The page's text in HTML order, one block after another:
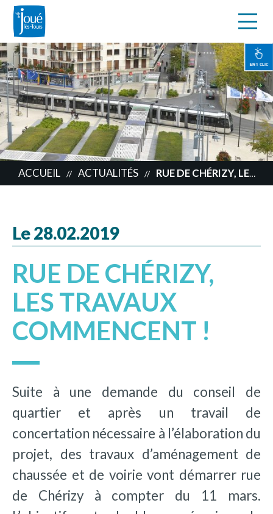
Aller
au
contenu
principal
EN 1 CLIC
ACCUEIL // ACTUALITÉS // RUE DE CHÉRIZY, LES TRAVAUX COMMENCENT !
Le 28.02.2019
RUE DE CHÉRIZY,
LES TRAVAUX
COMMENCENT !
Suite à une demande du conseil de
quartier et après un travail de
concertation nécessaire à l’élaboration du
projet, des travaux d’aménagement de
chaussée et de voirie vont démarrer rue
de Chérizy à compter du 11 mars.